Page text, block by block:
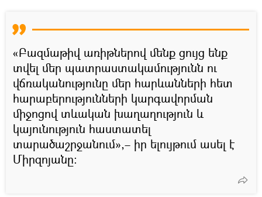
«Բազմաթիվ առիթներով մենք ցույց ենք
տվել մեր պատրաստակամությունն ու
վճռականությունը մեր հարևանների հետ
հարաբերությունների կարգավորման
միջոցով տևական խաղաղություն և
կայունություն հաստատել
տարածաշրջանում»,– իր ելույթում ասել է
Միրզոյանը։